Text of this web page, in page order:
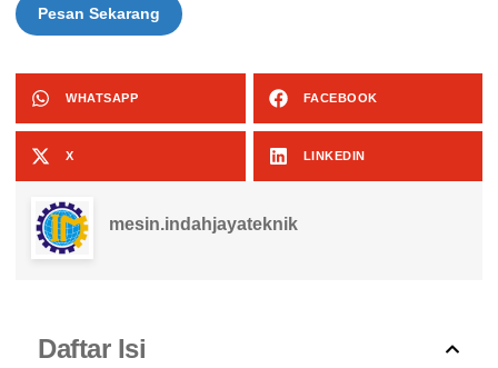
Pesan Sekarang
WHATSAPP FACEBOOK
X LINKEDIN
mesin.indahjayateknik
Daftar Isi